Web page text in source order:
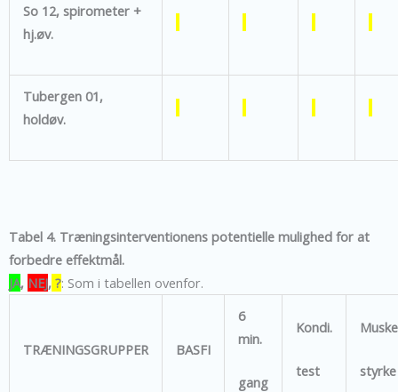
So 12, spirometer +
hj.øv.
Tubergen 01,
holdøv.
Tabel 4. Træningsinterventionens potentielle mulighed for at
forbedre effektmål.
JA, NEJ, ?: Som i tabellen ovenfor.
TRÆNINGSGRUPPER BASFI
6
min.
gang
Kondi.
test styrke